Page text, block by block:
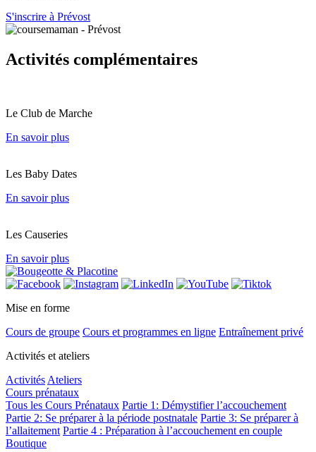
S'inscrire à Prévost
Activités complémentaires
Le Club de Marche
En savoir plus
Les Baby Dates
En savoir plus
Les Causeries
En savoir plus
Mise en forme
Cours de groupe Cours et programmes en ligne Entraînement privé
Activités et ateliers
Activités Ateliers
Cours prénataux
Tous les Cours Prénataux Partie 1: Démystifier l’accouchement
Partie 2: Se préparer à la période postnatale Partie 3: Se préparer à
l’allaitement Partie 4 : Préparation à l’accouchement en couple
Boutique